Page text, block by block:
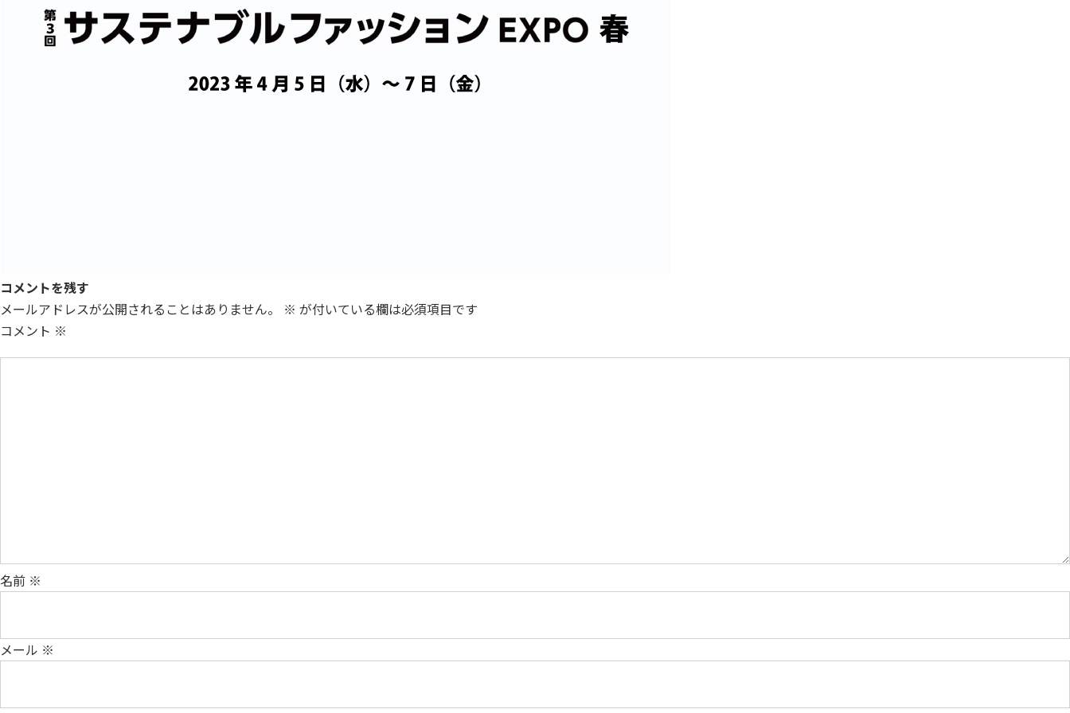
コメントを残す
メールアドレスが公開されることはありません。
※ が付いている欄は必須項目です
コメント ※
名前 ※
メール ※